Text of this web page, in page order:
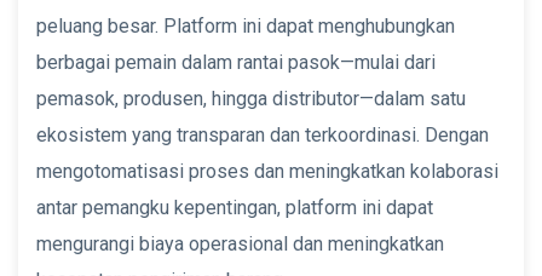
peluang besar. Platform ini dapat menghubungkan
berbagai pemain dalam rantai pasok—mulai dari
pemasok, produsen, hingga distributor—dalam satu
ekosistem yang transparan dan terkoordinasi. Dengan
mengotomatisasi proses dan meningkatkan kolaborasi
antar pemangku kepentingan, platform ini dapat
mengurangi biaya operasional dan meningkatkan